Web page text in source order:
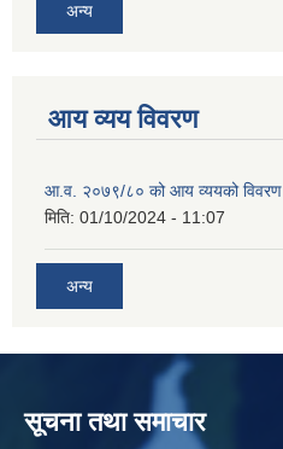
अन्य
आय व्यय विवरण
आ.व. २०७९/८० को आय व्ययको विवरण
मिति: 01/10/2024 - 11:07
अन्य
सूचना तथा समाचार